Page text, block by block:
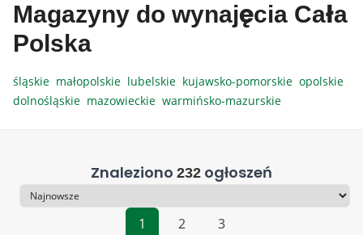
Magazyny do wynajęcia Cała
Polska
śląskie małopolskie lubelskie kujawsko-pomorskie opolskie
dolnośląskie mazowieckie warmińsko-mazurskie
Znaleziono 232 ogłoszeń
Sortowanie
1
2 3